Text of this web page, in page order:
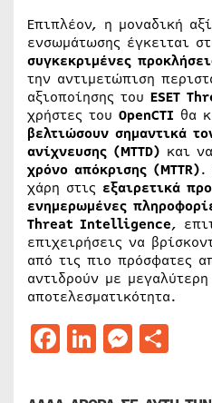
Επιπλέον, η μοναδική
ενσωμάτωσης έγκειται
συγκεκριμένες
την αντιμετώπιση
αξιοποίησης του ESET
χρήστες του OpenCTI θα
βελτιώσουν σημαντικά
ανίχνευσης (MTTD) και να
χρόνο απόκρισης (MTTR).
χάρη στις εξαιρετικά
ενημερωμένες
Threat Intelligence,
επιχειρήσεις να
από τις πιο πρόσφατες
αντιδρούν με
αποτελεσματικότητα.
Facebook
LinkedIn